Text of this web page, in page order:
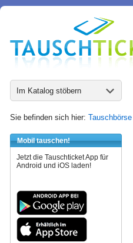
Im Katalog stöbern
Sie befinden sich hier: Tauschbörse
Mobil tauschen!
Jetzt die Tauschticket App für
Android und iOS laden!